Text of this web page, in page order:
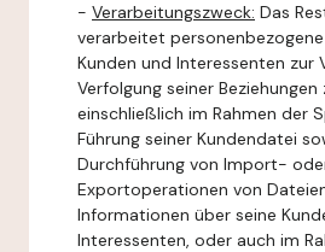
- Verarbeitungszweck: Das
verarbeitet
Kunden und Interessenten zur
Verfolgung seiner Beziehungen
einschließlich im Rahmen der
Führung seiner Kundendatei
Durchführung von Import-
Exportoperationen von
Informationen über seine
Interessenten, oder auch im